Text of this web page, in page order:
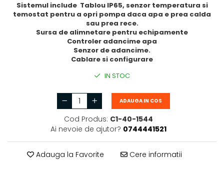
Sistemul include Tablou IP65, senzor temperatura si
temostat pentru a opri pompa daca apa e prea calda
sau prea rece.
Sursa de alimnetare pentru echipamente
Controler adancime apa
Senzor de adancime.
Cablare si configurare
IN STOC
ADAUGA IN COS
Cod Produs: C1-40-1544
Ai nevoie de ajutor? 0744441521
Adauga la Favorite Cere informatii